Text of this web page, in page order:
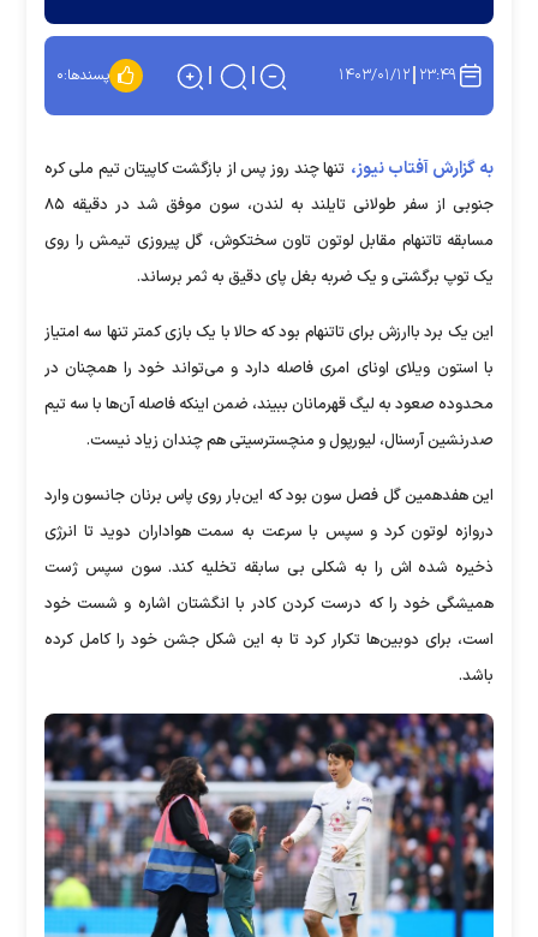
۲۳:۴۹ ۱۴۰۳/۰۱/۱۲ پسندها:۰
به گزارش آفتاب نیوز، تنها چند روز پس از بازگشت کاپیتان تیم ملی کره
جنوبی از سفر طولانی تایلند به لندن، سون موفق شد در دقیقه ۸۵
مسابقه تاتنهام مقابل لوتون تاون سختکوش، گل پیروزی تیمش را روی
یک توپ برگشتی و یک ضربه بغل پای دقیق به ثمر برساند.
این یک برد باارزش برای تاتنهام بود که حالا با یک بازی کمتر تنها سه امتیاز
با استون ویلای اونای امری فاصله دارد و می‌تواند خود را همچنان در
محدوده صعود به لیگ قهرمانان ببیند، ضمن اینکه فاصله آن‌ها با سه تیم
صدرنشین آرسنال، لیورپول و منچسترسیتی هم چندان زیاد نیست.
این هفدهمین گل فصل سون بود که این‌بار روی پاس برنان جانسون وارد
دروازه لوتون کرد و سپس با سرعت به سمت هواداران دوید تا انرژی
ذخیره شده اش را به شکلی بی سابقه تخلیه کند. سون سپس ژست
همیشگی خود را که درست کردن کادر با انگشتان اشاره و شست خود
است، برای دوبین‌ها تکرار کرد تا به این شکل جشن خود را کامل کرده
باشد.